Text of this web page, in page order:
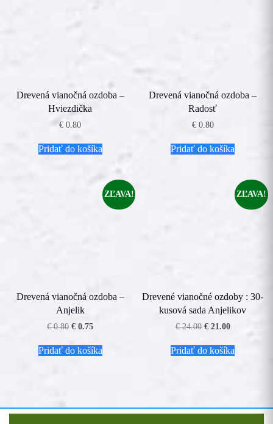
Drevená vianočná ozdoba –
Hviezdička
€ 0.80
Pridať do košíka
Drevená vianočná ozdoba –
Radosť
€0.80
Pridať do košíka
ZĽAVA!
Drevená vianočná ozdoba –
Anjelik
€0.80 Pôvodná
bola:
€ 0.80.
€ 0.75Aktuálna
je:
€ 0.75.
Pridať do košíka
ZĽAVA!
Drevené vianočné ozdoby : 30-
kusová sada Anjelikov
€24.00 Pôvodná
bola:
€ 24.00.
€21.00Aktuálna
je:
€ 21.00.
Pridať do košíka